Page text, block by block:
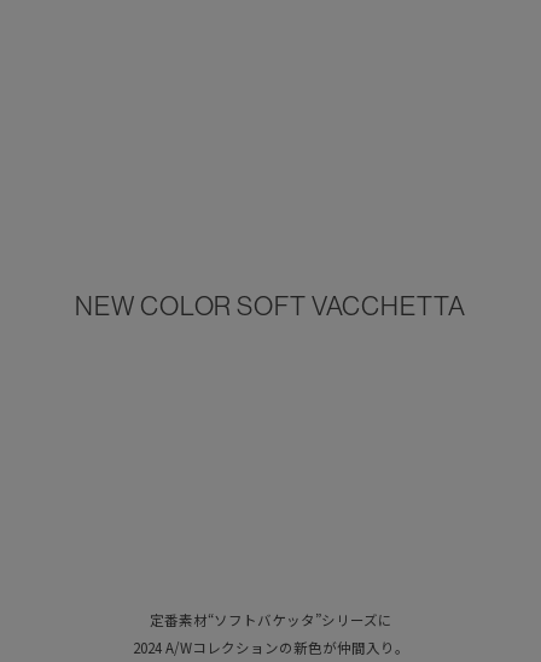
NEW COLOR SOFT VACCHETTA
定番素材“ソフトバケッタ”シリーズに
2024 A/Wコレクションの新色が仲間入り。